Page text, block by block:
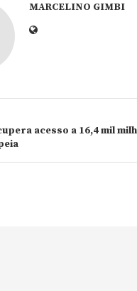
MARCELINO GIMBI
acesso a 16,4 mil